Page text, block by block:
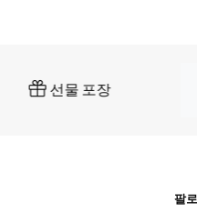
상징적인 선물 상자
팔